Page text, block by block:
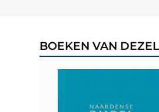
BOEKEN VAN